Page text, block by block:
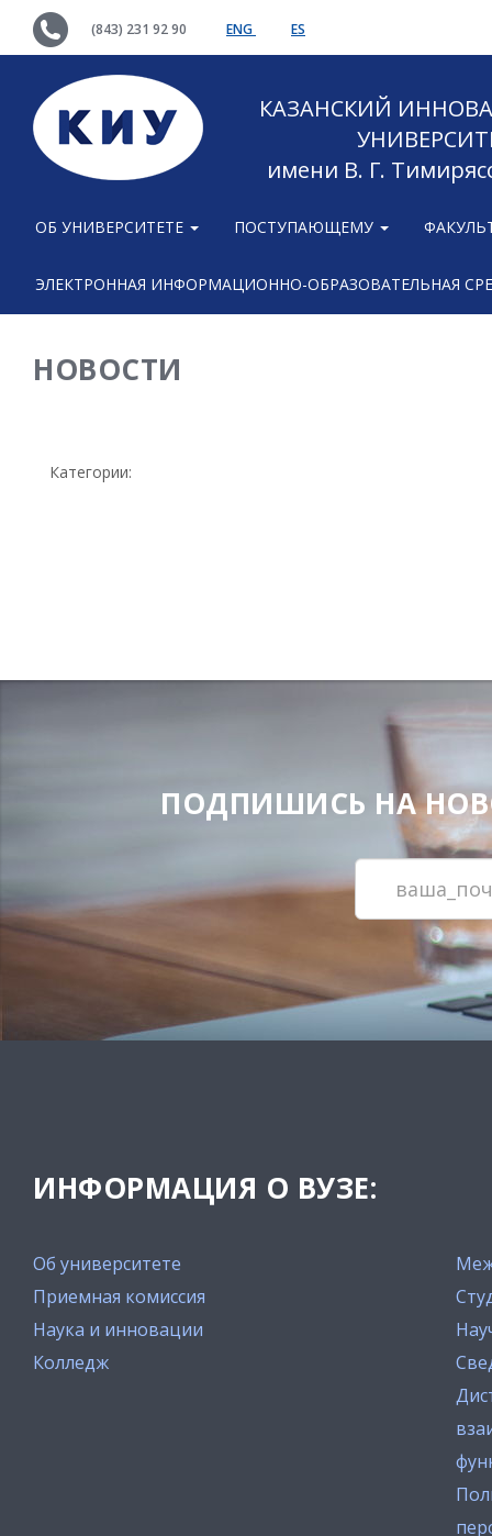
(843) 231 92 90 ENG ES
КАЗАНСКИЙ
имени В. Г.
ОБ УНИВЕРСИТЕТЕ ПОСТУПАЮЩЕМУ
ЭЛЕКТРОННАЯ ИНФОРМАЦИОННО-ОБРАЗОВАТЕЛЬНАЯ
НОВОСТИ
Категории:
ПОДПИШИСЬ НА
ИНФОРМАЦИЯ О ВУЗЕ:
Об университете
Приемная комиссия
Наука и инновации
Колледж